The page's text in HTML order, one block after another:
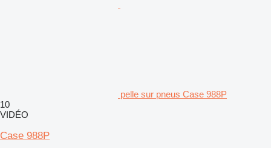
pelle sur pneus Case 988P
10
VIDÉO
Case 988P